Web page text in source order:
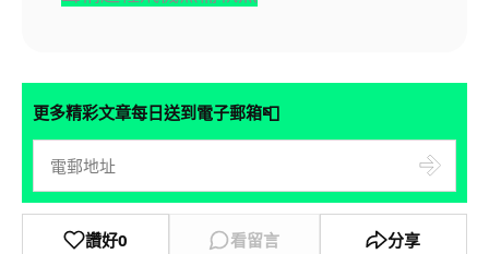
更多精彩文章每日送到電子郵箱📮
讚好0 看留言 分享